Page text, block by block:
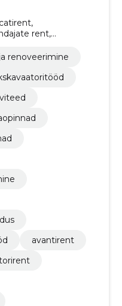
rent,
rent, killustik,
renoveerimine
avantirent